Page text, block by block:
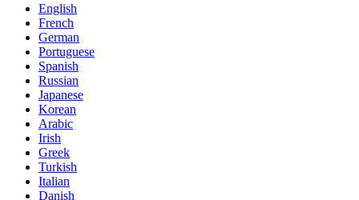
English
French
German
Portuguese
Spanish
Russian
Japanese
Korean
Arabic
Irish
Greek
Turkish
Italian
Danish